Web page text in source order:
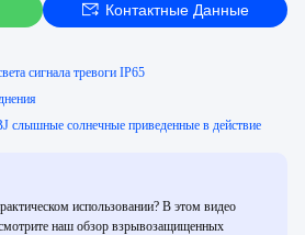
Контактные Данные
сигнала тревоги IP65
слышные солнечные приведенные в действие
использовании? В этом видео
наш обзор взрывозащищенных